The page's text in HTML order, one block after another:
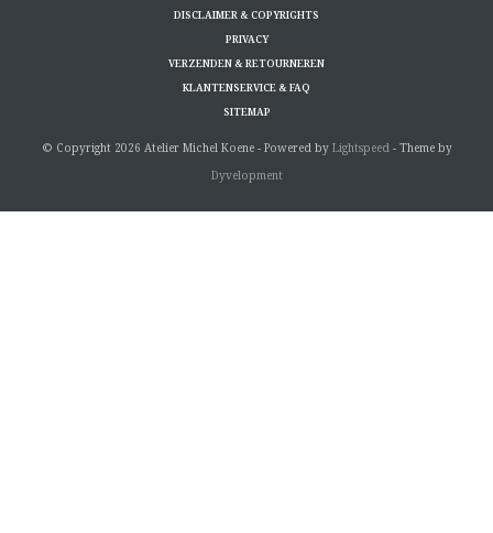
DISCLAIMER & COPYRIGHTS
PRIVACY
VERZENDEN & RETOURNEREN
KLANTENSERVICE & FAQ
SITEMAP
© Copyright 2026 Atelier Michel Koene - Powered by Lightspeed- Theme by
Dyvelopment